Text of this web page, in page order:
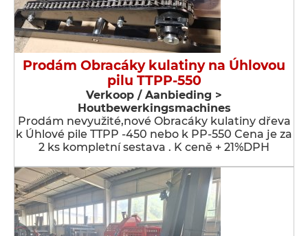
Prodám Obracáky kulatiny na Úhlovou
pilu TTPP-550
Verkoop / Aanbieding >
Houtbewerkingsmachines
Prodám nevyužité,nové Obracáky kulatiny dřeva
k Úhlové pile TTPP -450 nebo k PP-550 Cena je za
2 ks kompletní sestava . K ceně + 21%DPH